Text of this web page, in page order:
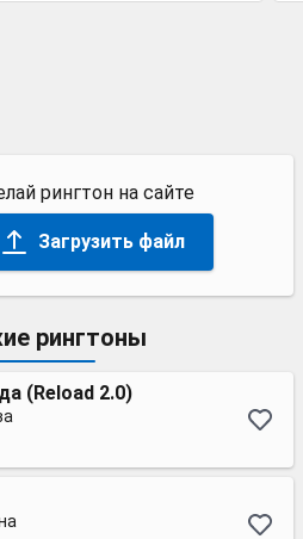
рингтон на сайте
Загрузить файл
рингтоны
(Reload 2.0)